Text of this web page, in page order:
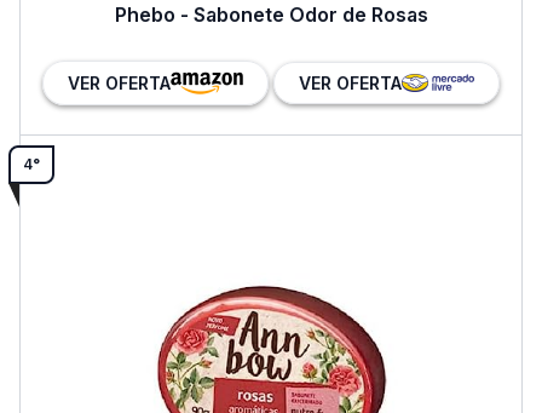
Phebo - Sabonete Odor de Rosas
VER OFERTA VER OFERTA
4°